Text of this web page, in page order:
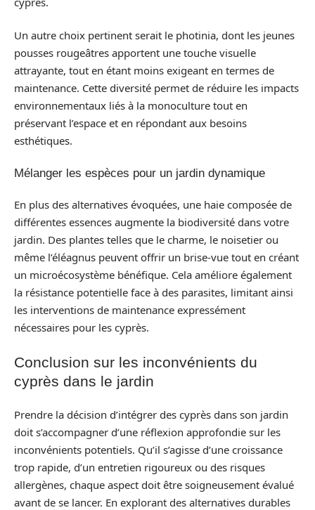
Un autre choix pertinent serait le photinia, dont les jeunes
pousses rougeâtres apportent une touche visuelle
attrayante, tout en étant moins exigeant en termes de
maintenance. Cette diversité permet de réduire les impacts
environnementaux liés à la monoculture tout en
préservant l’espace et en répondant aux besoins
esthétiques.
Mélanger les espèces pour un jardin dynamique
En plus des alternatives évoquées, une haie composée de
différentes essences augmente la biodiversité dans votre
jardin. Des plantes telles que le charme, le noisetier ou
même l’éléagnus peuvent offrir un brise-vue tout en créant
un microécosystème bénéfique. Cela améliore également
la résistance potentielle face à des parasites, limitant ainsi
les interventions de maintenance expressément
nécessaires pour les cyprès.
Conclusion sur les inconvénients du
cyprès dans le jardin
Prendre la décision d’intégrer des cyprès dans son jardin
doit s’accompagner d’une réflexion approfondie sur les
inconvénients potentiels. Qu’il s’agisse d’une croissance
trop rapide, d’un entretien rigoureux ou des risques
allergènes, chaque aspect doit être soigneusement évalué
avant de se lancer. En explorant des alternatives durables